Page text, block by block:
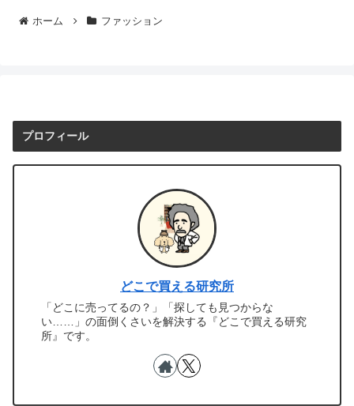
ホーム ファッション
プロフィール
どこで買える研究所
「どこに売ってるの？」「探しても見つからな
い……」の面倒くさいを解決する『どこで買える研究
所』です。